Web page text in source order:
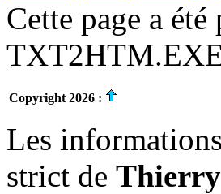
Cette page a
Copyright 2026 :
Les
strict de